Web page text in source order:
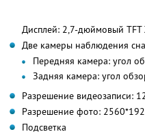
Дисплей: 2,7-дюймовый
Две камеры наблюдения
Передняя камера: угол
Задняя камера: угол
Разрешение видеозаписи:
Разрешение фото:
Подсветка